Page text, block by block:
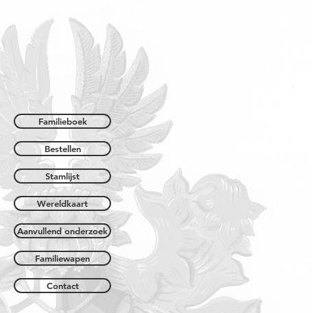
Familieboek
Bestellen
Stamlijst
Wereldkaart
Aanvullend onderzoek
Familiewapen
Contact